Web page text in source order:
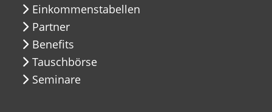
Einkommenstabellen
Partner
Benefits
Tauschbörse
Seminare